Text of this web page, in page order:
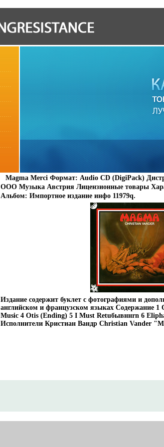
Magma Merci Формат: Audio CD (DigiPack)
ООО Музыка Австрия Лицензионные товары
Альбом: Импортное издание инфо 11979q.
Издание содержит буклет с фотографиями и
английском и французском языках Содержание
Music 4 Otis (Ending) 5 I Must Retuбывннrn 6
Исполнители Кристиан Вандр Christian Vander